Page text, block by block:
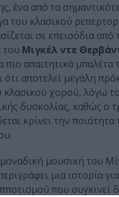
ένα από τα
του κλασικού
σε επεισόδια από
του Μιγκέλ ντε
πιο απαιτητικά
ότι αποτελεί μεγάλη
κλασικού χορού, λόγω
δυσκολίας, καθώς ο
κρίνει την
μουσική του
μια ιστορία
που συγκινεί